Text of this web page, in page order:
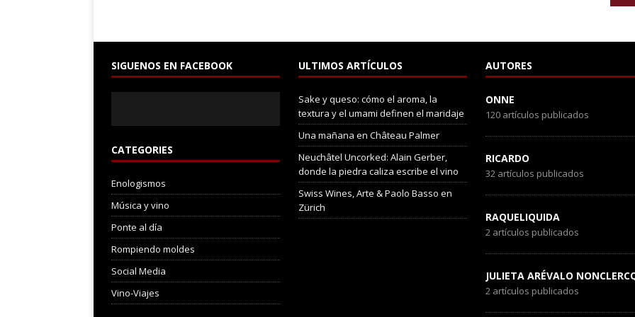
SIGUENOS EN FACEBOOK
CATEGORIES
Enologismos
Música y vino
Ponte al día
Rompiendo moldes
Social Media
Vino-Viajes
ULTIMOS ARTÍCULOS
Sake y queso: cómo el aroma, la
textura y el umami definen el maridaje
Una mañana en Château Palmer
Neuchâtel Uncorked: Alain Gerber,
donde la piedra caliza escribe el vino
Swiss Wines, Arte & Paolo Basso en
Zürich
AUTORES
ONNE
120 artículos publicados
RICARDO
32 artículos publicados
RAQUELIQUIDA
2 artículos publicados
JULIETA ARÉVALO
2 artículos publicados